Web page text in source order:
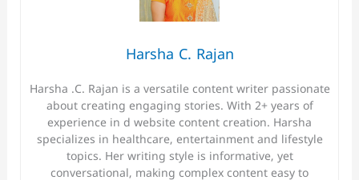
Harsha C. Rajan
Harsha .C. Rajan is a versatile content writer passionate
about creating engaging stories. With 2+ years of
experience in d website content creation. Harsha
specializes in healthcare, entertainment and lifestyle
topics. Her writing style is informative, yet
conversational, making complex content easy to